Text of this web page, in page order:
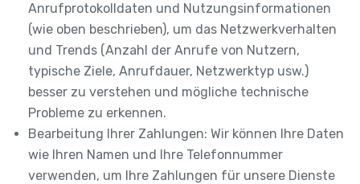
Anrufprotokolldaten und Nutzungsinformationen
(wie oben beschrieben), um das Netzwerkverhalten
und Trends (Anzahl der Anrufe von Nutzern,
typische Ziele, Anrufdauer, Netzwerktyp usw.)
besser zu verstehen und mögliche technische
Probleme zu erkennen.
Bearbeitung Ihrer Zahlungen: Wir können Ihre Daten
wie Ihren Namen und Ihre Telefonnummer
verwenden, um Ihre Zahlungen für unsere Dienste